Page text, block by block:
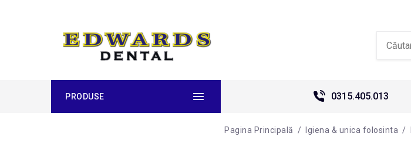
PRODUSE 0315.405.013
Pagina Principală / Igiena & unica folosinta /